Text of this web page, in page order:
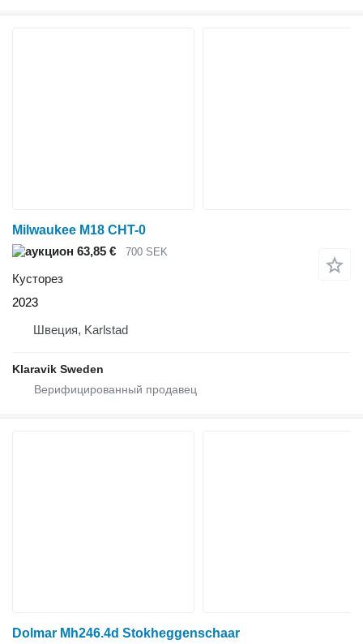
Milwaukee M18 CHT-0
63,85 €
700 SEK
Кусторез
2023
Швеция, Karlstad
Klaravik Sweden
Dolmar Mh246.4d Stokheggenschaar